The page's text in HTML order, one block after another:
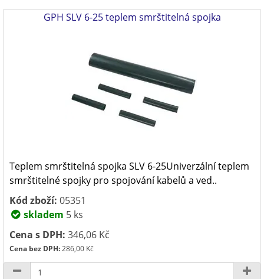
GPH SLV 6-25 teplem smrštitelná spojka
Teplem smrštitelná spojka SLV 6-25Univerzální teplem
smrštitelné spojky pro spojování kabelů a ved..
Kód zboží: 05351
skladem 5 ks
Cena s DPH: 346,06 Kč
Cena bez DPH:286,00 Kč